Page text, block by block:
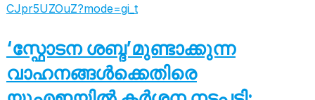
CJpr5UZOuZ?mode=gi_t
‘സ്ഫോടന ശബ്ദ’മുണ്ടാക്കുന്ന
വാഹനങ്ങൾക്കെതിരെ